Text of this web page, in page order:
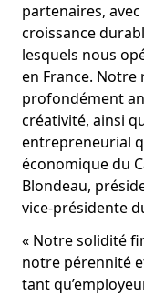
partenaires,
croissance
lesquels nous
en France.
profondément
créativité, ainsi
entrepreneurial
économique du
Blondeau,
vice-présidente
« Notre solidité
notre pérennité
tant